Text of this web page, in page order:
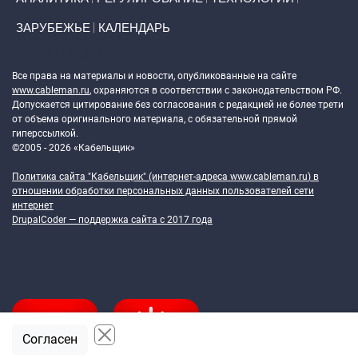
ЗАРУБЕЖЬЕ КАЛЕНДАРЬ
Все права на материалы и новости, опубликованные на сайте
www.cableman.ru, охраняются в соответствии с законодательством РФ.
Допускается цитирование без согласования с редакцией не более трети
от объема оригинального материала, с обязательной прямой
гиперссылкой.
©2005 - 2026 «Кабельщик»
Политика сайта "Кабельщик" (интернет-адреса www.cableman.ru) в
отношении обработки персональных данных пользователей сети
интернет
DrupalCoder — поддержка сайта c 2017 года
Согласен